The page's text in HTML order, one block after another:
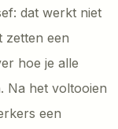
dat werkt niet
zetten een
hoe je alle
Na het voltooien
een